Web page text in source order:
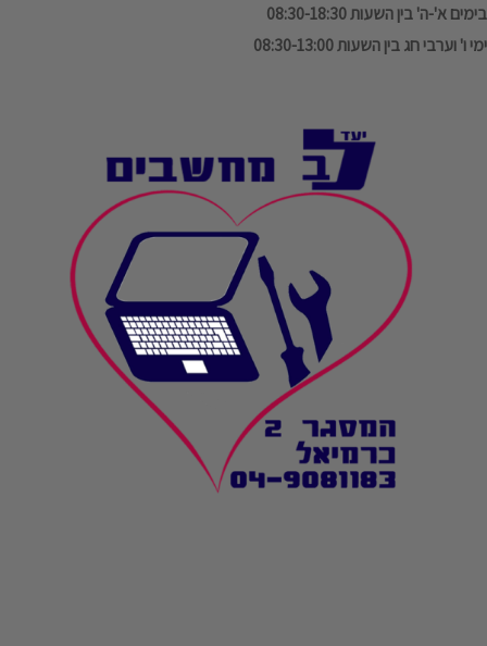
בימים א'-ה' בין השעות 08:30-18:30
ימי ו' וערבי חג בין השעות 08:30-13:00